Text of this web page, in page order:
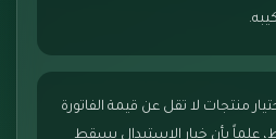
منتجات لا تقل عن قيمة الفاتورة
علماً بأن خيار الاستبدال يسقط